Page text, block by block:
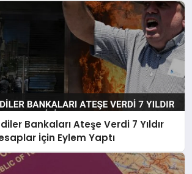
Bankaları Ateşe Verdi 7 Yıldır
İçin Eylem Yaptı